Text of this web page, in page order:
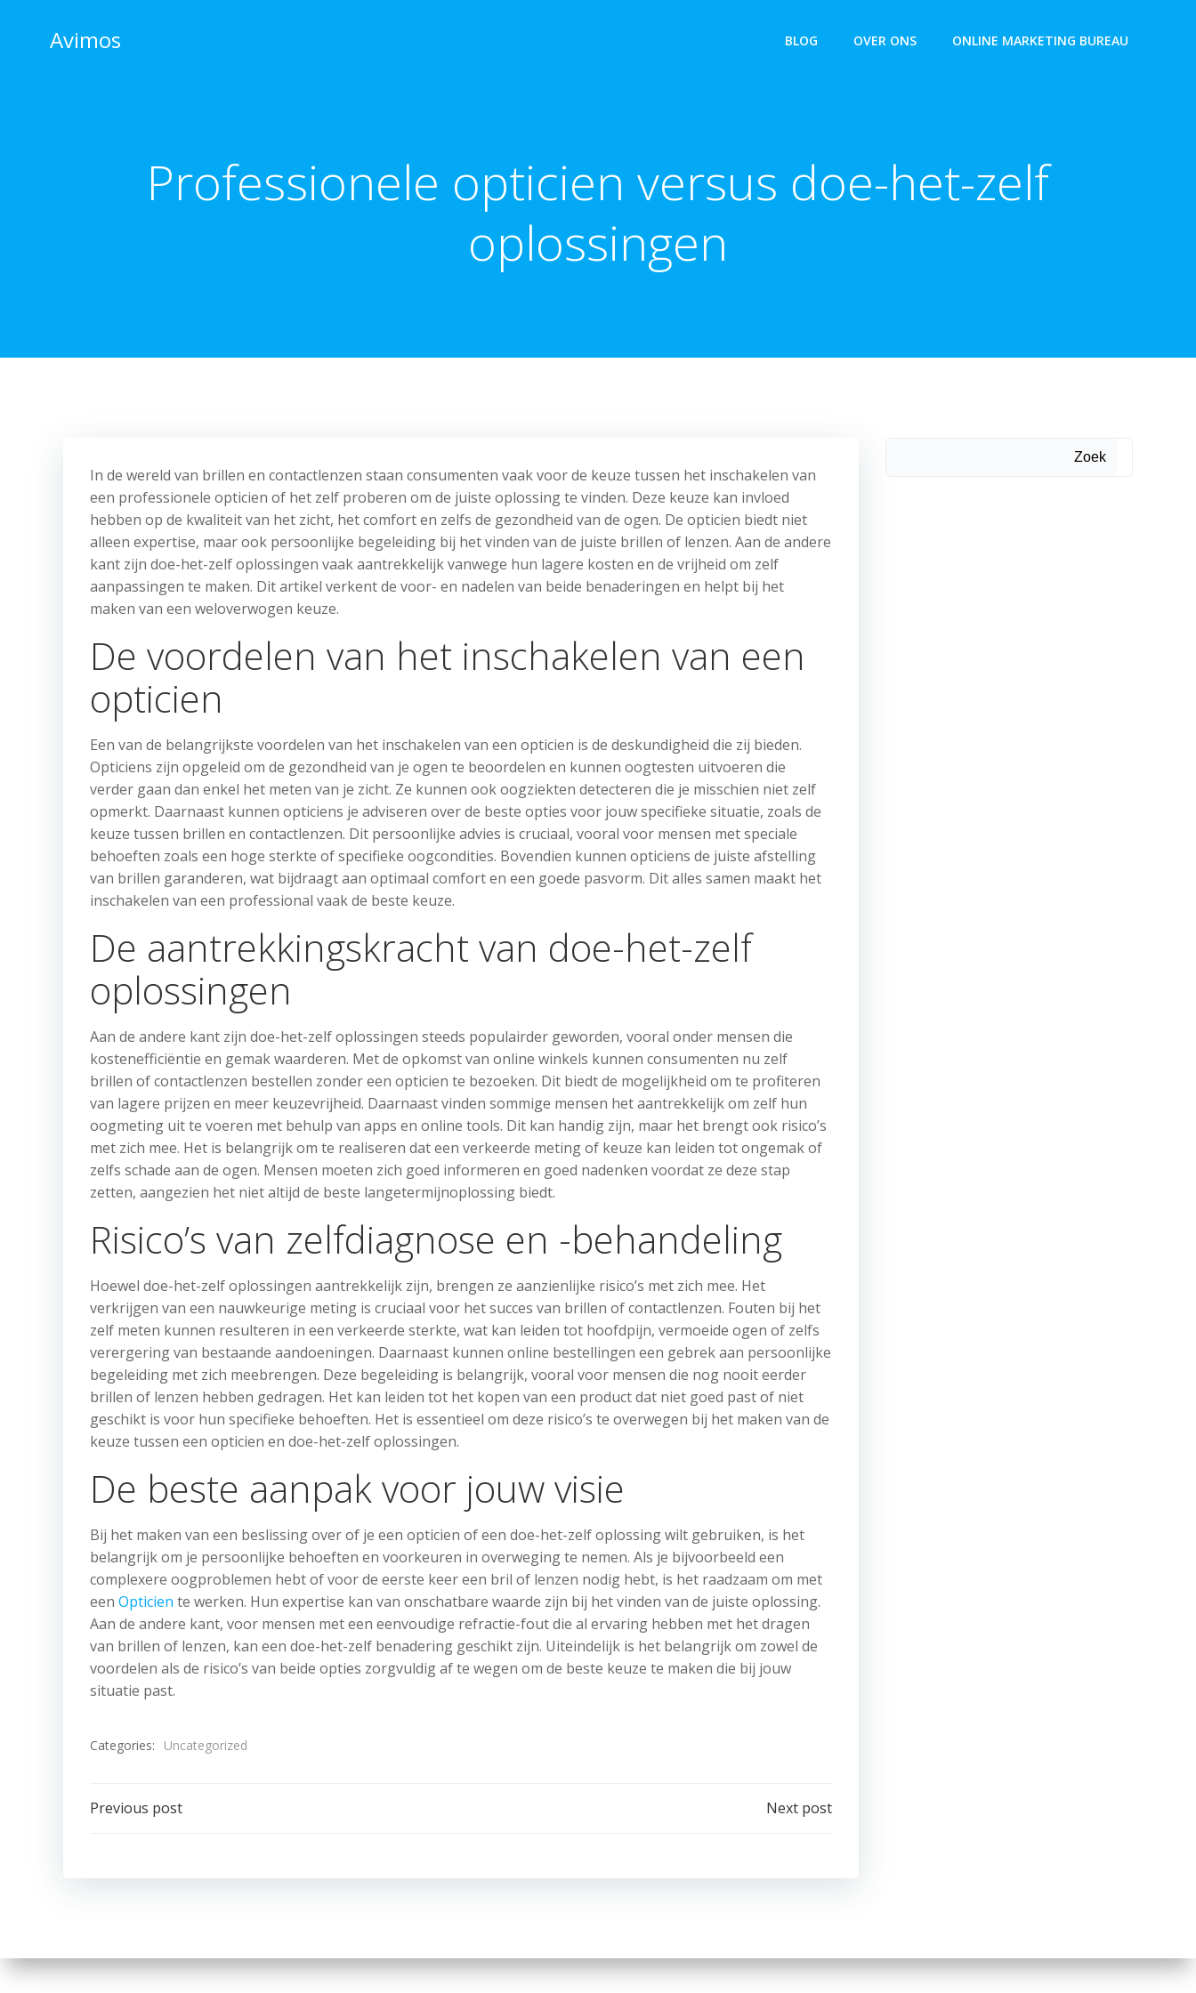
contentAvimos BLOG OVER ONS ONLINE MARKETING BUREAU
Professionele opticien versus doe-het-zelf
oplossingen
In de wereld van brillen en contactlenzen staan consumenten vaak voor de keuze tussen het inschakelen van
een professionele opticien of het zelf proberen om de juiste oplossing te vinden. Deze keuze kan invloed
hebben op de kwaliteit van het zicht, het comfort en zelfs de gezondheid van de ogen. De opticien biedt niet
alleen expertise, maar ook persoonlijke begeleiding bij het vinden van de juiste brillen of lenzen. Aan de andere
kant zijn doe-het-zelf oplossingen vaak aantrekkelijk vanwege hun lagere kosten en de vrijheid om zelf
aanpassingen te maken. Dit artikel verkent de voor- en nadelen van beide benaderingen en helpt bij het
maken van een weloverwogen keuze.
De voordelen van het inschakelen van een
opticien
Een van de belangrijkste voordelen van het inschakelen van een opticien is de deskundigheid die zij bieden.
Opticiens zijn opgeleid om de gezondheid van je ogen te beoordelen en kunnen oogtesten uitvoeren die
verder gaan dan enkel het meten van je zicht. Ze kunnen ook oogziekten detecteren die je misschien niet zelf
opmerkt. Daarnaast kunnen opticiens je adviseren over de beste opties voor jouw specifieke situatie, zoals de
keuze tussen brillen en contactlenzen. Dit persoonlijke advies is cruciaal, vooral voor mensen met speciale
behoeften zoals een hoge sterkte of specifieke oogcondities. Bovendien kunnen opticiens de juiste afstelling
van brillen garanderen, wat bijdraagt aan optimaal comfort en een goede pasvorm. Dit alles samen maakt het
inschakelen van een professional vaak de beste keuze.
De aantrekkingskracht van doe-het-zelf
oplossingen
Aan de andere kant zijn doe-het-zelf oplossingen steeds populairder geworden, vooral onder mensen die
kostenefficiëntie en gemak waarderen. Met de opkomst van online winkels kunnen consumenten nu zelf
brillen of contactlenzen bestellen zonder een opticien te bezoeken. Dit biedt de mogelijkheid om te profiteren
van lagere prijzen en meer keuzevrijheid. Daarnaast vinden sommige mensen het aantrekkelijk om zelf hun
oogmeting uit te voeren met behulp van apps en online tools. Dit kan handig zijn, maar het brengt ook risico’s
met zich mee. Het is belangrijk om te realiseren dat een verkeerde meting of keuze kan leiden tot ongemak of
zelfs schade aan de ogen. Mensen moeten zich goed informeren en goed nadenken voordat ze deze stap
zetten, aangezien het niet altijd de beste langetermijnoplossing biedt.
Risico’s van zelfdiagnose en -behandeling
Hoewel doe-het-zelf oplossingen aantrekkelijk zijn, brengen ze aanzienlijke risico’s met zich mee. Het
verkrijgen van een nauwkeurige meting is cruciaal voor het succes van brillen of contactlenzen. Fouten bij het
zelf meten kunnen resulteren in een verkeerde sterkte, wat kan leiden tot hoofdpijn, vermoeide ogen of zelfs
verergering van bestaande aandoeningen. Daarnaast kunnen online bestellingen een gebrek aan persoonlijke
begeleiding met zich meebrengen. Deze begeleiding is belangrijk, vooral voor mensen die nog nooit eerder
brillen of lenzen hebben gedragen. Het kan leiden tot het kopen van een product dat niet goed past of niet
geschikt is voor hun specifieke behoeften. Het is essentieel om deze risico’s te overwegen bij het maken van de
keuze tussen een opticien en doe-het-zelf oplossingen.
De beste aanpak voor jouw visie
Bij het maken van een beslissing over of je een opticien of een doe-het-zelf oplossing wilt gebruiken, is het
belangrijk om je persoonlijke behoeften en voorkeuren in overweging te nemen. Als je bijvoorbeeld een
complexere oogproblemen hebt of voor de eerste keer een bril of lenzen nodig hebt, is het raadzaam om met
een Opticien te werken. Hun expertise kan van onschatbare waarde zijn bij het vinden van de juiste oplossing.
Aan de andere kant, voor mensen met een eenvoudige refractie-fout die al ervaring hebben met het dragen
van brillen of lenzen, kan een doe-het-zelf benadering geschikt zijn. Uiteindelijk is het belangrijk om zowel de
voordelen als de risico’s van beide opties zorgvuldig af te wegen om de beste keuze te maken die bij jouw
situatie past.
Categories: Uncategorized
Post
Previous post Next post
Zoek